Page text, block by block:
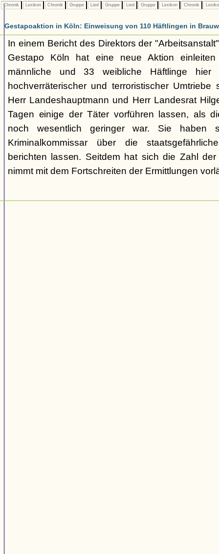
Chronik Lexikon Chronik Gruppe Lied Gruppe Lied Gruppe Lexikon Chronik
Gestapoaktion in Köln: Einweisung von 110 Häftlingen in
In einem Bericht des Direktors der
Gestapo Köln hat eine neue Aktion
männliche und 33 weibliche Häftlinge hier
hochverräterischer und terroristischer Umtriebe
Herr Landeshauptmann und Herr Landesrat
Tagen einige der Täter vorführen lassen, als
noch wesentlich geringer war. Sie haben
Kriminalkommissar über die
berichten lassen. Seitdem hat sich die Zahl
nimmt mit dem Fortschreiten der Ermittlungen